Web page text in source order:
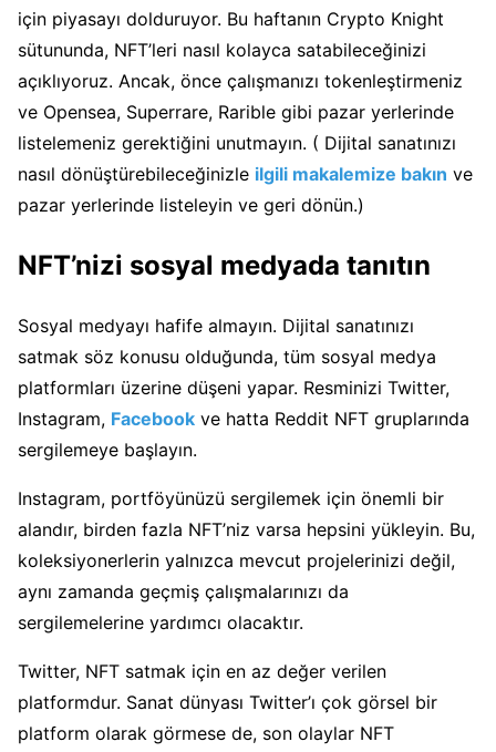
için piyasayı dolduruyor. Bu haftanın Crypto Knight
sütununda, NFT’leri nasıl kolayca satabileceğinizi
açıklıyoruz. Ancak, önce çalışmanızı tokenleştirmeniz
ve Opensea, Superrare, Rarible gibi pazar yerlerinde
listelemeniz gerektiğini unutmayın. ( Dijital sanatınızı
nasıl dönüştürebileceğinizle ilgili makalemize bakın ve
pazar yerlerinde listeleyin ve geri dönün.)
NFT’nizi sosyal medyada tanıtın
Sosyal medyayı hafife almayın. Dijital sanatınızı
satmak söz konusu olduğunda, tüm sosyal medya
platformları üzerine düşeni yapar. Resminizi Twitter,
Instagram, Facebook ve hatta Reddit NFT gruplarında
sergilemeye başlayın.
Instagram, portföyünüzü sergilemek için önemli bir
alandır, birden fazla NFT’niz varsa hepsini yükleyin. Bu,
koleksiyonerlerin yalnızca mevcut projelerinizi değil,
aynı zamanda geçmiş çalışmalarınızı da
sergilemelerine yardımcı olacaktır.
Twitter, NFT satmak için en az değer verilen
platformdur. Sanat dünyası Twitter’ı çok görsel bir
platform olarak görmese de, son olaylar NFT